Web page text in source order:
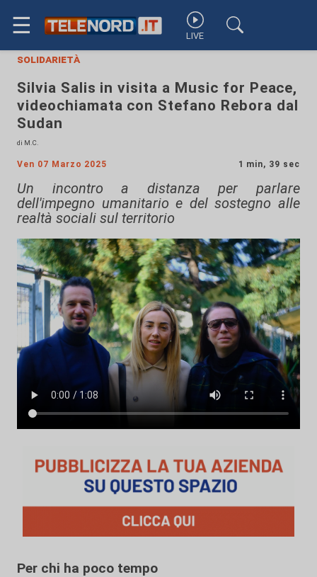
☰ LIVE
solidarietà
Silvia Salis in visita a Music for Peace,
videochiamata con Stefano Rebora dal
Sudan
di M.C.
Ven 07 Marzo 2025 1 min, 39 sec
Un incontro a distanza per parlare
dell'impegno umanitario e del sostegno alle
realtà sociali sul territorio
Per chi ha poco tempo